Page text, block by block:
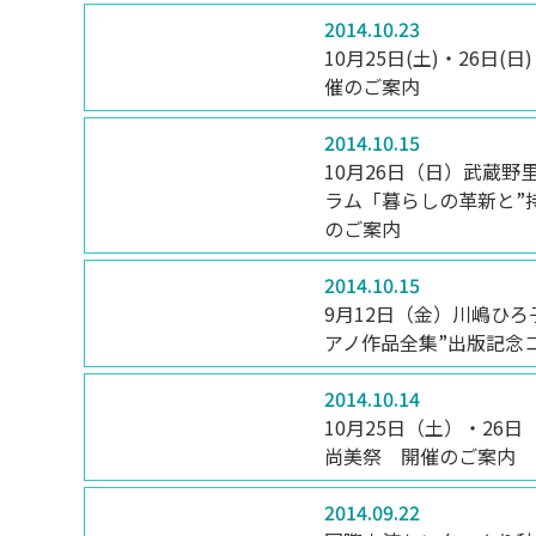
2014.10.23
10月25日(土)・26日(
催のご案内
2014.10.15
10月26日（日）武蔵野
ラム「暮らしの革新と”
のご案内
2014.10.15
9月12日（金）川嶋ひ
アノ作品全集”出版記
2014.10.14
10月25日（土）・26日
尚美祭 開催のご案内
2014.09.22